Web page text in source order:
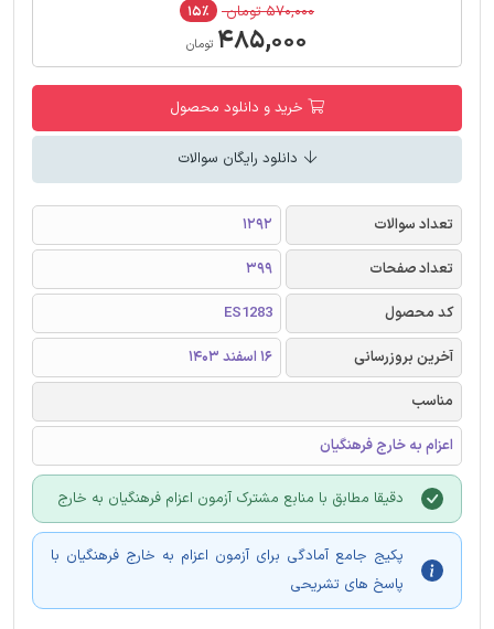
۵۷۰,۰۰۰ تومان ۱۵٪
۴۸۵,۰۰۰ تومان
خرید و دانلود محصول
دانلود رایگان سوالات
تعداد سوالات
1292
تعداد صفحات
399
کد محصول
ES1283
آخرین بروزرسانی
16 اسفند 1403
مناسب
اعزام به خارج فرهنگیان
دقیقا مطابق با منابع مشترک آزمون اعزام فرهنگیان به خارج
پکیج جامع آمادگی برای آزمون اعزام به خارج فرهنگیان با
پاسخ های تشریحی